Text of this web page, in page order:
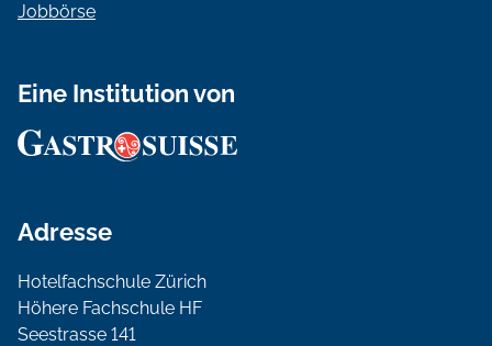
Jobbörse
Eine Institution von
Adresse
Hotelfachschule Zürich
Höhere Fachschule HF
Seestrasse 141